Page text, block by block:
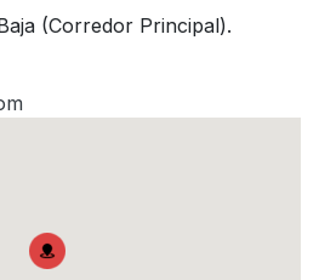
(Corredor Principal).